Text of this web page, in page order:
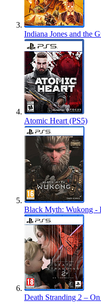
Indiana Jones and the
Atomic Heart (PS5)
Black Myth: Wukong -
Death Stranding 2 –